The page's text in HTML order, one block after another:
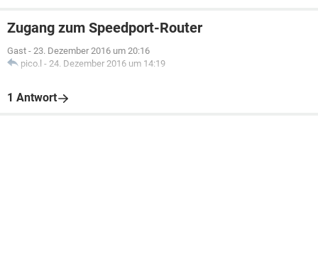
Zugang zum Speedport-Router
Gast - 23. Dezember 2016 um 20:16
pico.l - 24. Dezember 2016 um 14:19
1 Antwort